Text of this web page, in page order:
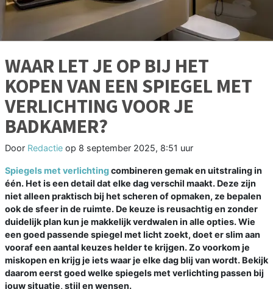
WAAR LET JE OP BIJ HET
KOPEN VAN EEN SPIEGEL MET
VERLICHTING VOOR JE
BADKAMER?
Door Redactie op 8 september 2025, 8:51 uur
Spiegels met verlichtingcombineren gemak en uitstraling in
één. Het is een detail dat elke dag verschil maakt. Deze zijn
niet alleen praktisch bij het scheren of opmaken, ze bepalen
ook de sfeer in de ruimte. De keuze is reusachtig en zonder
duidelijk plan kun je makkelijk verdwalen in alle opties. Wie
een goed passende spiegel met licht zoekt, doet er slim aan
vooraf een aantal keuzes helder te krijgen. Zo voorkom je
miskopen en krijg je iets waar je elke dag blij van wordt. Bekijk
daarom eerst goed welke spiegels met verlichting passen bij
jouw situatie, stijl en wensen.